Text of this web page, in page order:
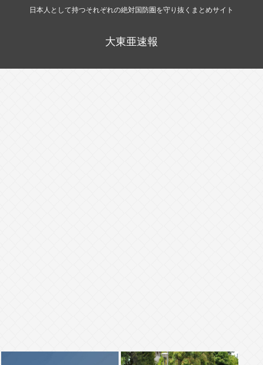
日本人として持つそれぞれの絶対国防圏を守り抜くまとめサイト
大東亜速報